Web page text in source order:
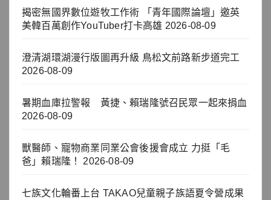
揭密無國界數位遊牧工作術 「青年國際論壇」邀英
美韓百萬創作YouTuber打卡高雄 2026-08-09
澄清湖環湖漫行版圖再升級 鳥松文前路新步道完工
2026-08-09
暑期血庫拉警報 黃捷、賴瑞隆號召民眾一起來捐血
2026-08-09
獸醫師、寵物商業同業公會後援會成立 力挺「毛
爸」賴瑞隆！
2026-08-09
七族文化輪番上台 TAKAO兒童親子族語夏令營成果